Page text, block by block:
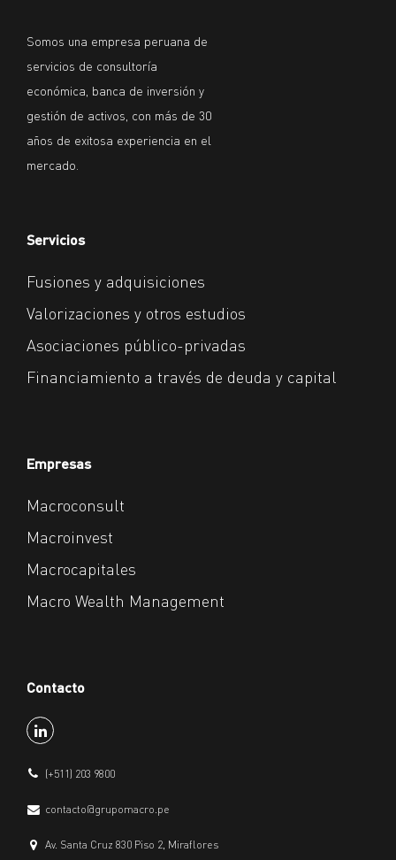
Somos una empresa peruana de
servicios de consultoría
económica, banca de inversión y
gestión de activos, con más de 30
años de exitosa experiencia en el
mercado.
Servicios
Fusiones y adquisiciones
Valorizaciones y otros estudios
Asociaciones público-privadas
Financiamiento a través de deuda y capital
Empresas
Macroconsult
Macroinvest
Macrocapitales
Macro Wealth Management
Contacto
(+511) 203 9800
contacto@grupomacro.pe
Av. Santa Cruz 830 Piso 2, Miraflores